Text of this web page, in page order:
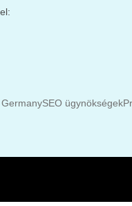
SEO ügynökségek